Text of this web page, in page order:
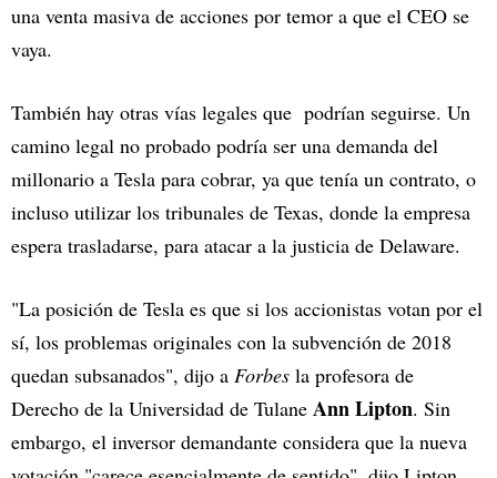
una venta masiva de acciones por temor a que el CEO se
vaya.
También hay otras vías legales que podrían seguirse. Un
camino legal no probado podría ser una demanda del
millonario a Tesla para cobrar, ya que tenía un contrato, o
incluso utilizar los tribunales de Texas, donde la empresa
espera trasladarse, para atacar a la justicia de Delaware.
"La posición de Tesla es que si los accionistas votan por el
sí, los problemas originales con la subvención de 2018
quedan subsanados", dijo a Forbes la profesora de
Derecho de la Universidad de Tulane Ann Lipton. Sin
embargo, el inversor demandante considera que la nueva